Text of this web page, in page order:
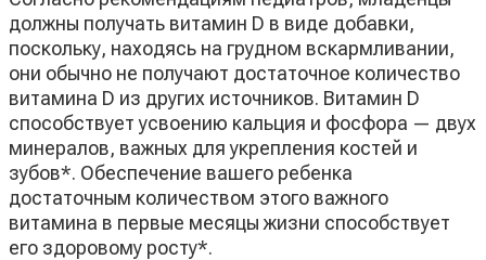
должны получать витамин D в виде добавки,
поскольку, находясь на грудном вскармливании,
они обычно не получают достаточное количество
витамина D из других источников. Витамин D
способствует усвоению кальция и фосфора — двух
минералов, важных для укрепления костей и
зубов*. Обеспечение вашего ребенка
достаточным количеством этого важного
витамина в первые месяцы жизни способствует
его здоровому росту*.